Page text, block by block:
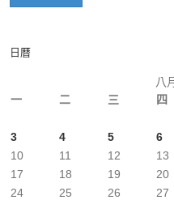
日曆
八
一
二 三 四
3
4 5 6
10
11 12 13
17
18 19 20
24
25 26 27